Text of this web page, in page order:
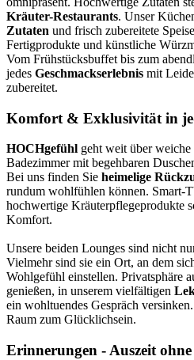
Kräuter-Restaurants. Unser
Zutaten und frisch zubereitete
Fertigprodukte und künstliche
Vom Frühstücksbuffet bis zum
jedes Geschmackserlebnis mit
zubereitet.
Komfort & Exklusivität in
HOCHgefühl geht weit über
Badezimmer mit begehbaren
Bei uns finden Sie heimelige
rundum wohlfühlen können. Smart-
hochwertige Kräuterpflegeprodukte
Komfort.
Unsere beiden Lounges sind nicht
Vielmehr sind sie ein Ort, an dem
Wohlgefühl einstellen. Privatsphäre
genießen, in unserem vielfältigen
ein wohltuendes Gespräch
Raum zum Glücklichsein.
Erinnerungen - Auszeit